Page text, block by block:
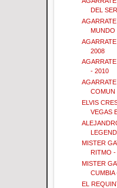
DEL
MUNDO
2008
- 2010
COMUN
ELVIS
VEGAS
MISTER
RITMO
MISTER
CUMBIA
EL